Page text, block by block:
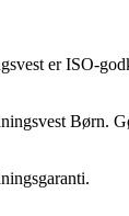
er ISO-
Børn.